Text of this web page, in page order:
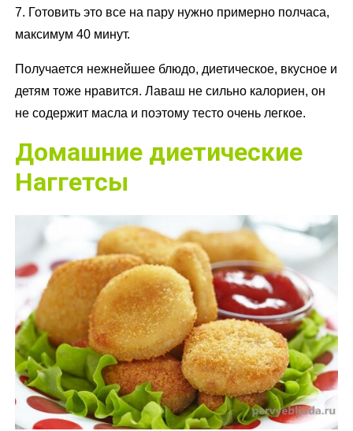
7. Готовить это все на пару нужно примерно полчаса,
максимум 40 минут.
Получается нежнейшее блюдо, диетическое, вкусное и
детям тоже нравится. Лаваш не сильно калориен, он
не содержит масла и поэтому тесто очень легкое.
Домашние диетические
Наггетсы